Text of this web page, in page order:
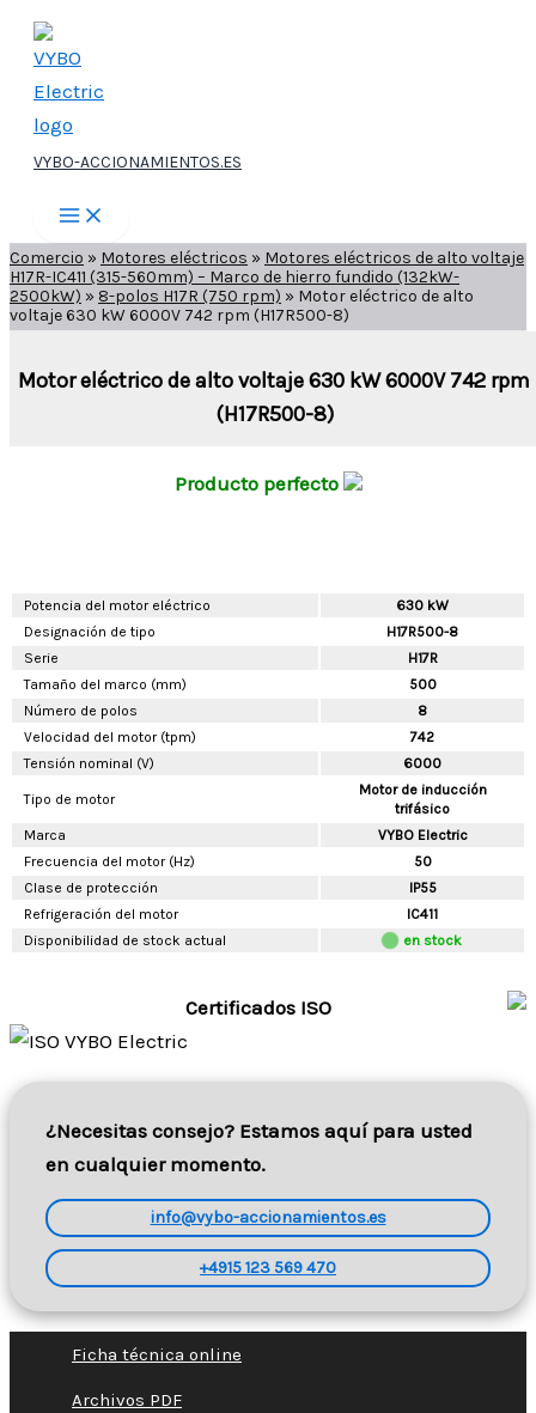
contenido
VYBO-ACCIONAMIENTOS.ES
Comercio » Motores eléctricos » Motores eléctricos de alto voltaje
H17R-IC411 (315-560mm) – Marco de hierro fundido (132kW-
2500kW) » 8-polos H17R (750 rpm) » Motor eléctrico de alto
voltaje 630 kW 6000V 742 rpm (H17R500-8)
Motor eléctrico de alto voltaje 630 kW 6000V 742 rpm
(H17R500-8)
Producto perfecto
Potencia del motor eléctrico
630 kW
Designación de tipo
H17R500-8
Serie
H17R
Tamaño del marco (mm)
500
Número de polos
8
Velocidad del motor (tpm)
742
Tensión nominal (V)
6000
Tipo de motor
Motor de inducción
trifásico
Marca
VYBO Electric
Frecuencia del motor (Hz)
50
Clase de protección
IP55
Refrigeración del motor
IC411
Disponibilidad de stock actual
en stock
Certificados ISO
¿Necesitas consejo? Estamos aquí para usted
en cualquier momento.
info@vybo-accionamientos.es
+4915 123 569 470
Ficha técnica online
Archivos PDF